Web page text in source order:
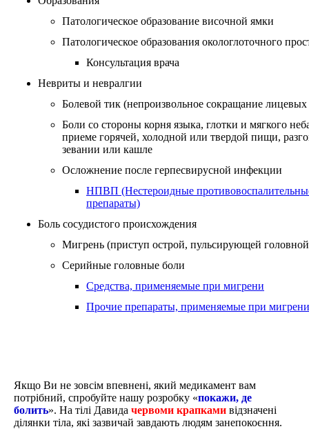
Патологическое образование височной ямки
Патологическое образования окологлоточного
Консультация врача
Невриты и невралгии
Болевой тик (непроизвольное сокращание
Боли со стороны корня языка, глотки и мягкого
приеме горячей, холодной или твердой пищи,
зевании или кашле
Осложнение после герпесвирусной инфекции
НПВП (Нестероидные
препараты)
Боль сосудистого происхождения
Мигрень (приступ острой, пульсирующей
Серийные головные боли
Средства, применяемые при мигрени
Прочие препараты, применяемые при мигрени
Якщо Ви не зовсім впевнені, який медикамент вам
потрібний, спробуйте нашу розробку «покажи, де
болить». На тілі Давида червоми крапками відзначені
ділянки тіла, які зазвичай завдають людям занепокоєння.